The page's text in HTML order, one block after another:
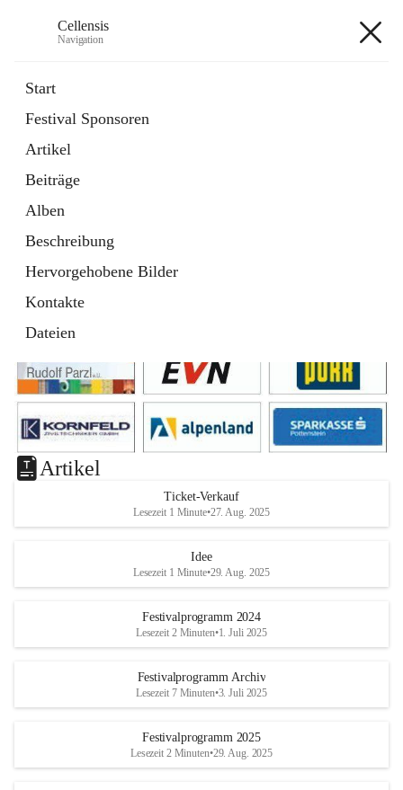
Cellensis
Navigation
Start
Festival Sponsoren
Artikel
Beiträge
Alben
Beschreibung
Hervorgehobene Bilder
Kontakte
Dateien
Festival Sponsoren
Artikel
Ticket-Verkauf
Lesezeit 1 Minute•27. Aug. 2025
Idee
Lesezeit 1 Minute•29. Aug. 2025
Festivalprogramm 2024
Lesezeit 2 Minuten•1. Juli 2025
Festivalprogramm Archiv
Lesezeit 7 Minuten•3. Juli 2025
Festivalprogramm 2025
Lesezeit 2 Minuten•29. Aug. 2025